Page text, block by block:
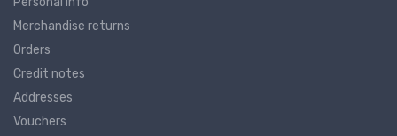
Merchandise returns
Orders
Credit notes
Addresses
Vouchers